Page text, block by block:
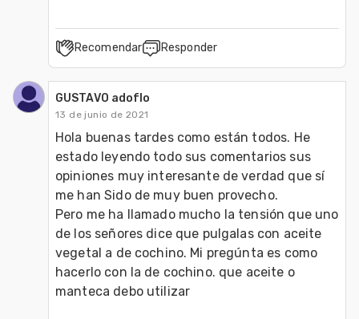
Recomendar Responder
GUSTAVO adoflo
13 de junio de 2021
Hola buenas tardes como están todos. He
estado leyendo todo sus comentarios sus
opiniones muy interesante de verdad que sí
me han Sido de muy buen provecho.
Pero me ha llamado mucho la tensión que uno
de los señores dice que pulgalas con aceite
vegetal a de cochino. Mi pregúnta es como
hacerlo con la de cochino. que aceite o
manteca debo utilizar